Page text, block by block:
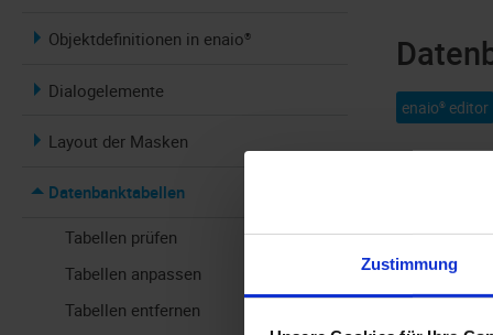
Zustimmung
Objektdefinitionen in enaio®
Dialogelemente
Layout der Masken
Datenbanktabellen
Tabellen prüfen
Tabellen anpassen
Tabellen entfernen
enaio® editor
Für jeden
Die